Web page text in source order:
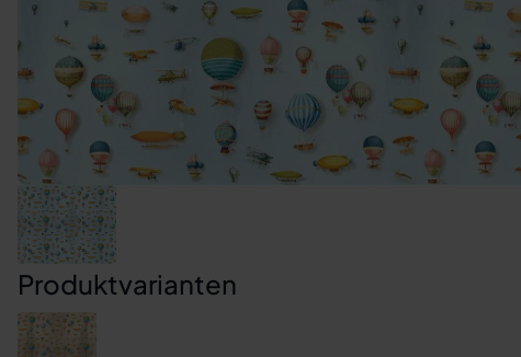
Produktvarianten